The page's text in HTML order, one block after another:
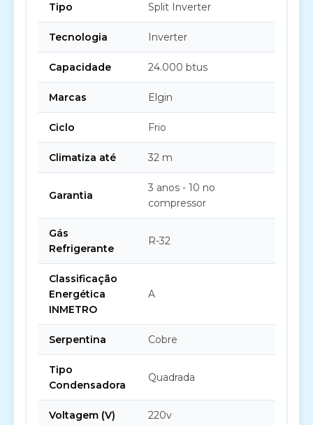
Tipo Split Inverter
Tecnologia Inverter
Capacidade 24.000 btus
Marcas Elgin
Ciclo Frio
Climatiza até 32 m
Garantia
3 anos - 10 no
compressor
Gás
Refrigerante
R-32
Classificação
Energética
INMETRO
A
Serpentina Cobre
Tipo
Condensadora
Quadrada
Voltagem (V) 220v